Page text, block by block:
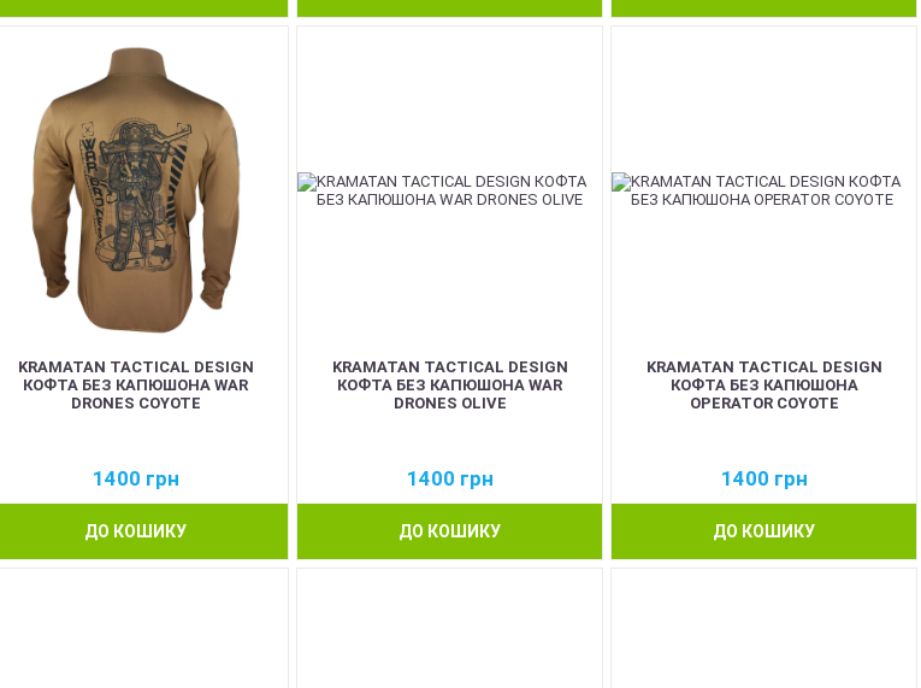
KRAMATAN TACTICAL DESIGN
КОФТА БЕЗ КАПЮШОНА WAR
DRONES COYOTE
1400 грн
ДО КОШИКУ
KRAMATAN TACTICAL DESIGN
КОФТА БЕЗ КАПЮШОНА WAR
DRONES OLIVE
1400 грн
ДО КОШИКУ
KRAMATAN TACTICAL DESIGN
КОФТА БЕЗ КАПЮШОНА
OPERATOR COYOTE
1400 грн
ДО КОШИКУ